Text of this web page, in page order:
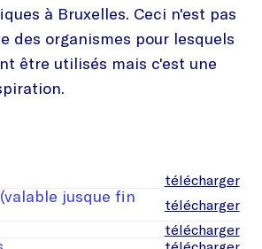
à Bruxelles. Ceci n'est pas
des organismes pour lesquels
être utilisés mais c'est une
télécharger
jusque fin télécharger
télécharger